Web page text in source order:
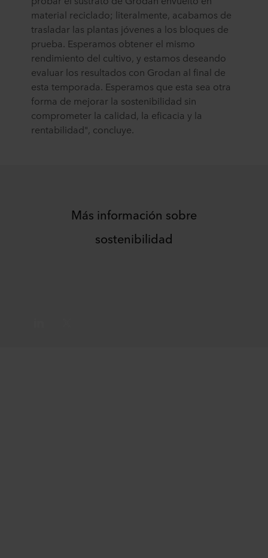
material reciclado; literalmente, acabamos de
trasladar las plantas jóvenes a los bloques de
prueba. Esperamos obtener el mismo
rendimiento del cultivo, y estamos deseando
evaluar los resultados con Grodan al final de
esta temporada. Esperamos que esta sea otra
forma de mejorar la sostenibilidad sin
comprometer la calidad, la eficacia y la
rentabilidad", concluye.
Más información sobre
sostenibilidad